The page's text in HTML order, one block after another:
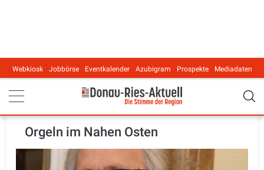
Main navigation
Webkiosk Jobbörse Eventkalender Azubigram Prospekte Mediadaten
Orgeln im Nahen Osten